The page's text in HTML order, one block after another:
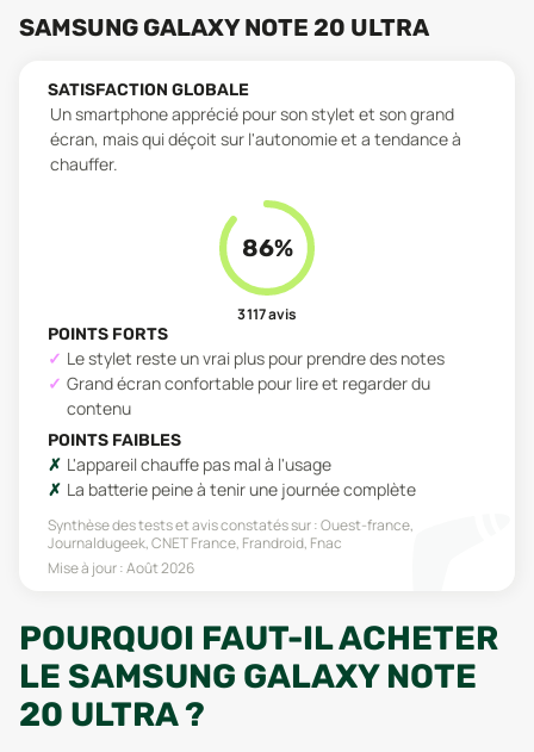
SAMSUNG GALAXY NOTE 20 ULTRA
SATISFACTION GLOBALE
Un smartphone apprécié pour son stylet et son grand
écran, mais qui déçoit sur l'autonomie et a tendance à
chauffer.
86%
3 117avis
POINTS FORTS
Le stylet reste un vrai plus pour prendre des notes
Grand écran confortable pour lire et regarder du
contenu
POINTS FAIBLES
L'appareil chauffe pas mal à l'usage
La batterie peine à tenir une journée complète
Synthèse des tests et avis constatés sur :Ouest-france,
Journaldugeek, CNET France, Frandroid, Fnac
Mise à jour :Août 2026
POURQUOI FAUT-IL ACHETER
LE SAMSUNG GALAXY NOTE
20 ULTRA ?